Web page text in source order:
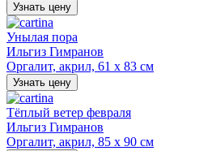
Узнать цену
Унылая пора
Ильгиз Гимранов
Оргалит, акрил, 61 х 83 см
Узнать цену
Тёплый ветер февраля
Ильгиз Гимранов
Оргалит, акрил, 85 х 90 см